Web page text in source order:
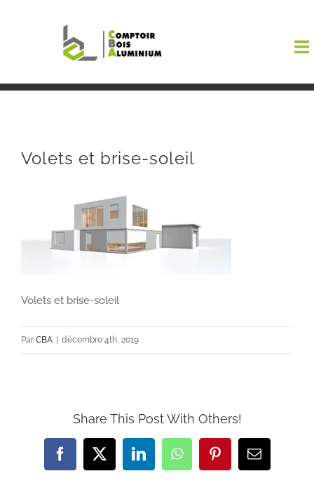
Volets et brise-soleil
Volets et brise-soleil
Par CBA | décembre 4th, 2019
Share This Post With Others!
Facebook
X LinkedInWhatsAppPinterestEmail